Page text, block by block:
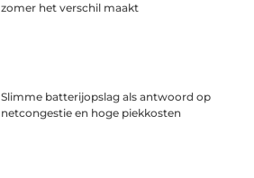
zomer het verschil maakt
Slimme batterijopslag als antwoord op
netcongestie en hoge piekkosten